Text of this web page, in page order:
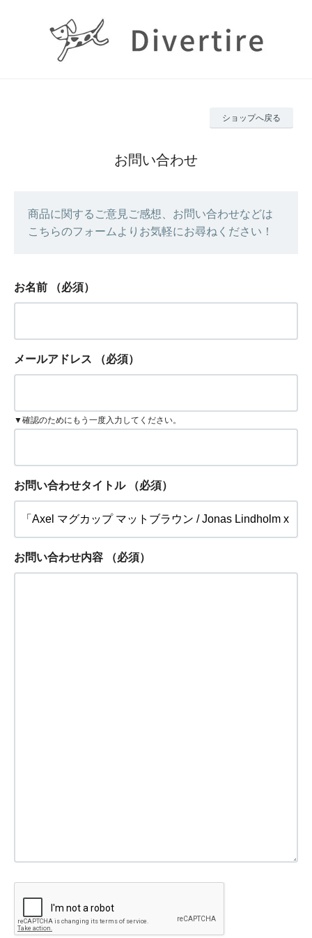
ショップへ戻る
お問い合わせ
商品に関するご意見ご感想、お問い合わせなどは
こちらのフォームよりお気軽にお尋ねください！
お名前 （必須）
メールアドレス （必須）
▼確認のためにもう一度入力してください。
お問い合わせタイトル （必須）
お問い合わせ内容 （必須）